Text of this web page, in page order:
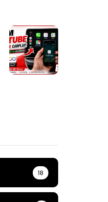
18